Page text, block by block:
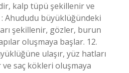
kalp tüpü şekillenir ve
Ahududu büyüklüğündeki
şekillenir, gözler, burun
oluşmaya başlar. 12.
ulaşır, yüz hatları
saç kökleri oluşmaya